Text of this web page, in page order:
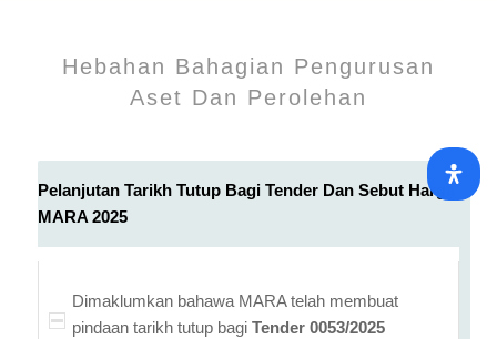
Hebahan Bahagian Pengurusan
Aset Dan Perolehan
Pelanjutan Tarikh Tutup Bagi Tender Dan Sebut Harga
MARA 2025
Dimaklumkan bahawa MARA telah membuat
pindaan tarikh tutup bagi Tender 0053/2025